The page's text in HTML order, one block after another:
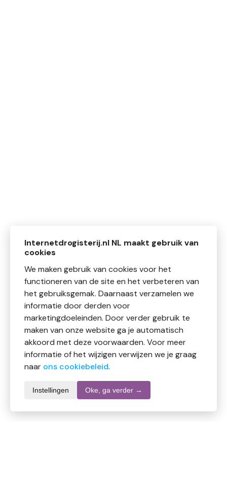
Internetdrogisterij.nl NL maakt gebruik van
cookies
We maken gebruik van cookies voor het
functioneren van de site en het verbeteren van
het gebruiksgemak. Daarnaast verzamelen we
informatie door derden voor
marketingdoeleinden. Door verder gebruik te
maken van onze website ga je automatisch
akkoord met deze voorwaarden. Voor meer
informatie of het wijzigen verwijzen we je graag
naar ons cookiebeleid.
Instellingen Oke, ga verder →